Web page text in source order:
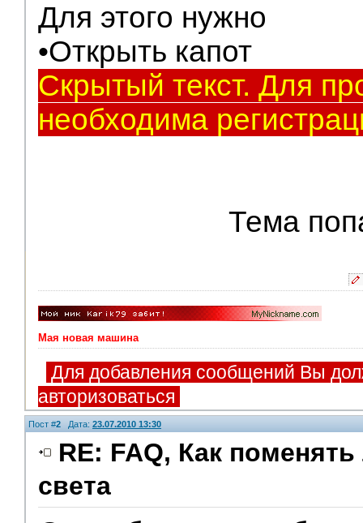
Для этого нужно
•Открыть капот
Скрытый текст. Для
необходима
Тема
Мая новая машина
Для добавления сообщений Вы
авторизоваться
Пост #2 Дата: 23.07.2010 13:30
RE: FAQ, Как
света